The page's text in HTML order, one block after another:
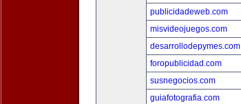
publicidadeweb.com
misvideojuegos.com
desarrollodepymes.com
foropublicidad.com
susnegocios.com
guiafotografia.com